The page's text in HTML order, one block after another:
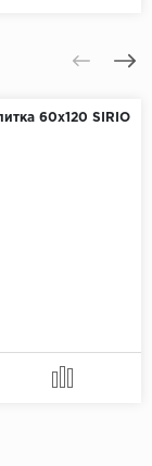
60x120 SIRIO